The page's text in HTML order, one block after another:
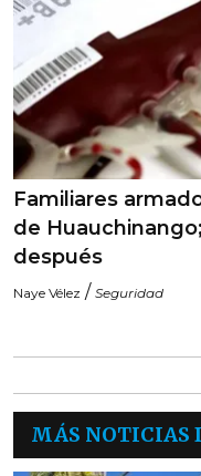
Familiares
de
después
Naye Vélez / Seguridad
MÁS NOTICIAS